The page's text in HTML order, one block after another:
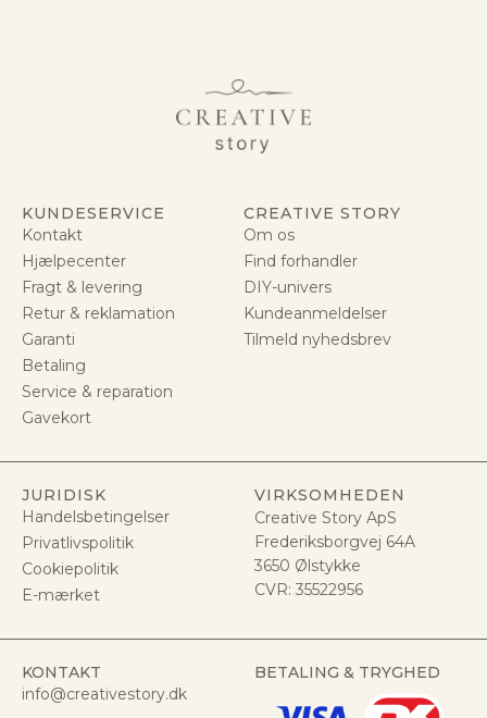
KUNDESERVICE
Kontakt
Hjælpecenter
Fragt & levering
Retur & reklamation
Garanti
Betaling
Service & reparation
Gavekort
CREATIVE STORY
Om os
Find forhandler
DIY-univers
Kundeanmeldelser
Tilmeld nyhedsbrev
JURIDISK
Handelsbetingelser
Privatlivspolitik
Cookiepolitik
E-mærket
VIRKSOMHEDEN
Creative Story ApS
Frederiksborgvej 64A
3650 Ølstykke
CVR: 35522956
KONTAKT
info@creativestory.dk
BETALING & TRYGHED